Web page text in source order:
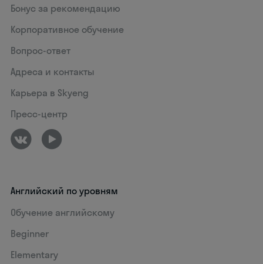
Бонус за рекомендацию
Корпоративное обучение
Вопрос-ответ
Адреса и контакты
Карьера в Skyeng
Пресс-центр
Английский по уровням
Обучение английскому
Beginner
Elementary